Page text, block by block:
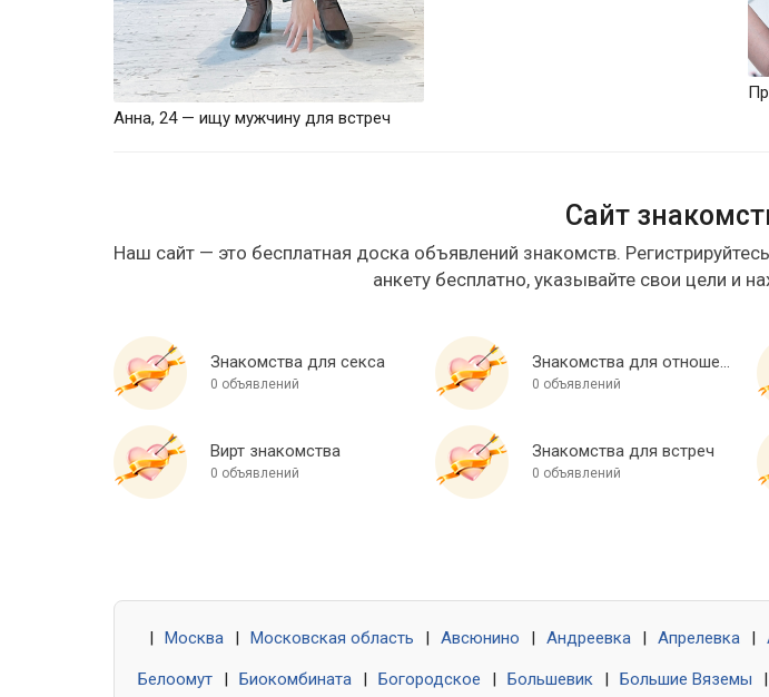
Анна, 24 — ищу мужчину для встреч
Сайт
Наш сайт — это бесплатная доска объявлений знакомств.
анкету бесплатно, указывайте свои цели и
Знакомства для секса
0 объявлений
Знакомства для отношений
0 объявлений
Вирт знакомства
0 объявлений
Знакомства для встреч
0 объявлений
Москва Московская область Авсюнино Андреевка Апрелевка
Белоомут Биокомбината Богородское Большевик Большие Вяземы